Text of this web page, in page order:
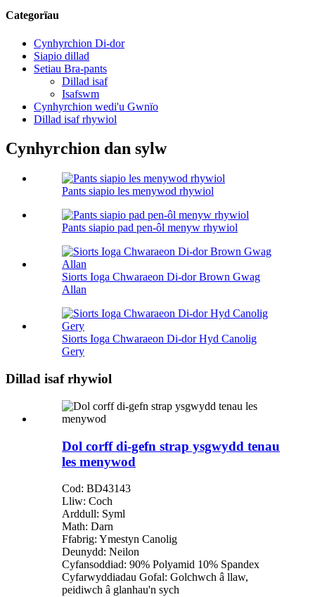
Categorïau
Cynhyrchion Di-dor
Siapio dillad
Setiau Bra-pants
Dillad isaf
Isafswm
Cynhyrchion wedi'u Gwnïo
Dillad isaf rhywiol
Cynhyrchion dan sylw
Pants siapio les menywod rhywiol
Pants siapio pad pen-ôl menyw rhywiol
Siorts Ioga Chwaraeon Di-dor Brown Gwag
Allan
Siorts Ioga Chwaraeon Di-dor Hyd Canolig
Gery
Dillad isaf rhywiol
Dol corff di-gefn strap ysgwydd tenau
les menywod
Cod: BD43143
Lliw: Coch
Arddull: Syml
Math: Darn
Ffabrig: Ymestyn Canolig
Deunydd: Neilon
Cyfansoddiad: 90% Polyamid 10% Spandex
Cyfarwyddiadau Gofal: Golchwch â llaw,
peidiwch â glanhau'n sych